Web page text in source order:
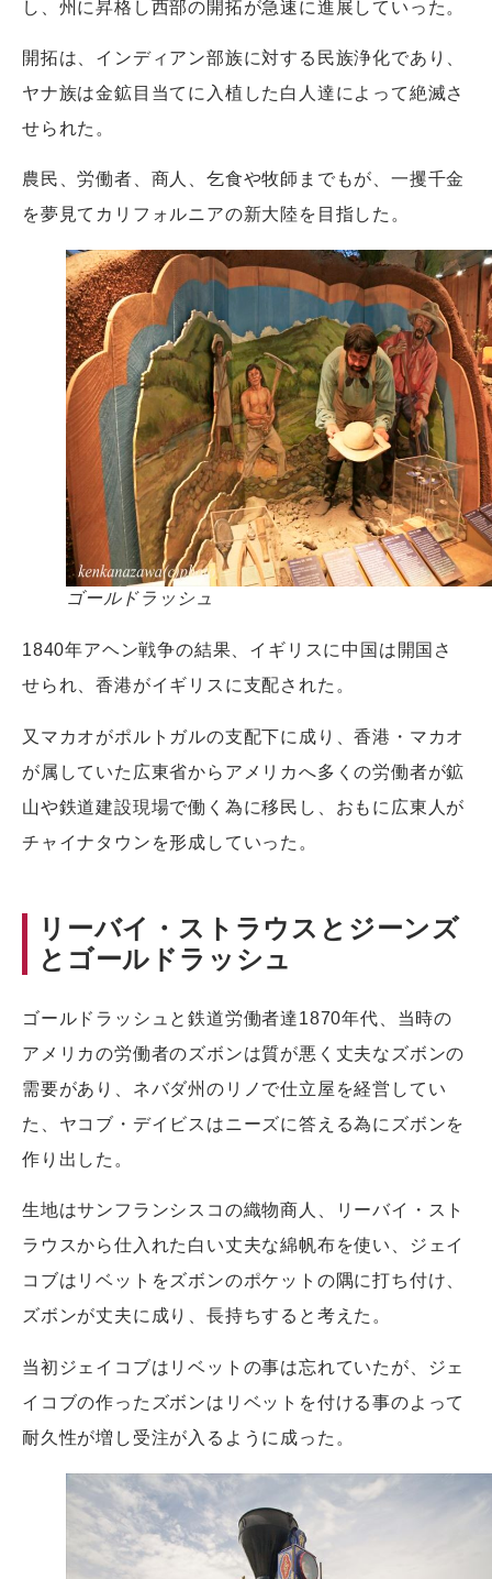
し、州に昇格し西部の開拓が急速に進展していった。
開拓は、インディアン部族に対する民族浄化であり、
ヤナ族は金鉱目当てに入植した白人達によって絶滅さ
せられた。
農民、労働者、商人、乞食や牧師までもが、一攫千金
を夢見てカリフォルニアの新大陸を目指した。
ゴールドラッシュ
1840年アヘン戦争の結果、イギリスに中国は開国さ
せられ、香港がイギリスに支配された。
又マカオがポルトガルの支配下に成り、香港・マカオ
が属していた広東省からアメリカへ多くの労働者が鉱
山や鉄道建設現場で働く為に移民し、おもに広東人が
チャイナタウンを形成していった。
リーバイ・ストラウスとジーンズ
とゴールドラッシュ
ゴールドラッシュと鉄道労働者達1870年代、当時の
アメリカの労働者のズボンは質が悪く丈夫なズボンの
需要があり、ネバダ州のリノで仕立屋を経営してい
た、ヤコブ・デイビスはニーズに答える為にズボンを
作り出した。
生地はサンフランシスコの織物商人、リーバイ・スト
ラウスから仕入れた白い丈夫な綿帆布を使い、ジェイ
コブはリベットをズボンのポケットの隅に打ち付け、
ズボンが丈夫に成り、長持ちすると考えた。
当初ジェイコブはリベットの事は忘れていたが、ジェ
イコブの作ったズボンはリベットを付ける事のよって
耐久性が増し受注が入るように成った。